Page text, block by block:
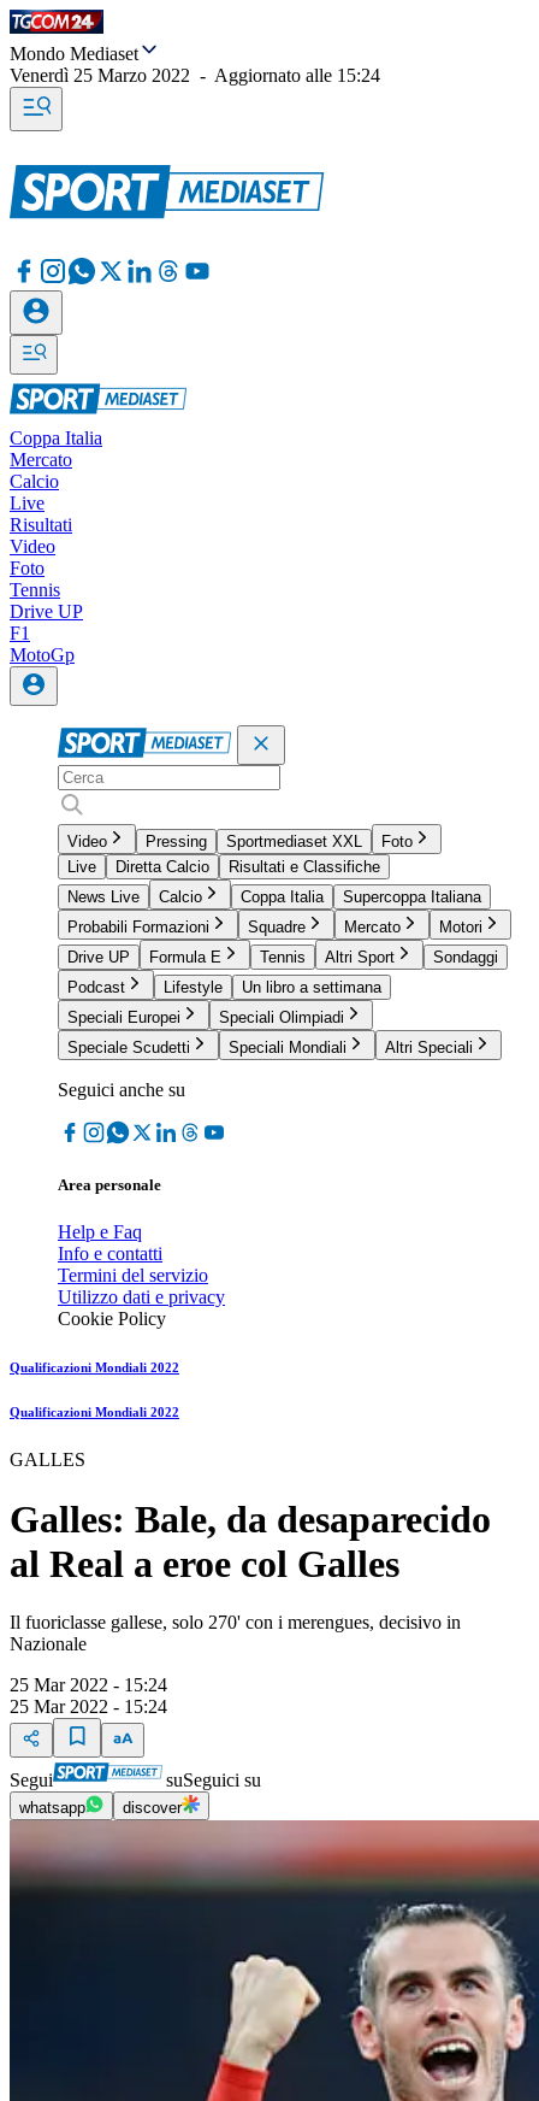
Mondo Mediaset
Venerdì 25 Marzo 2022 - Aggiornato alle 15:24
Coppa Italia
Mercato
Calcio
Live
Risultati
Video
Foto
Tennis
Drive UP
F1
MotoGp
Video Pressing Sportmediaset XXL
Foto
Live
Diretta Calcio
Risultati e Classifiche
News Live
Calcio Coppa Italia
Supercoppa Italiana
Probabili Formazioni
Squadre Mercato
Motori
Drive UP
Formula E Tennis Altri Sport
Sondaggi
Podcast
Lifestyle
Un libro a settimana
Speciali Europei
Speciali Olimpiadi
Speciale Scudetti
Speciali Mondiali Altri Speciali
Seguici anche su
Area personale
Help e Faq
Info e contatti
Termini del servizio
Utilizzo dati e privacy
Cookie Policy
Qualificazioni Mondiali 2022
Qualificazioni Mondiali 2022
GALLES
Galles: Bale, da desaparecido
al Real a eroe col Galles
Il fuoriclasse gallese, solo 270' con i merengues, decisivo in
Nazionale
25 Mar 2022 - 15:24
25 Mar 2022 - 15:24
Segui suSeguici su
whatsapp discover